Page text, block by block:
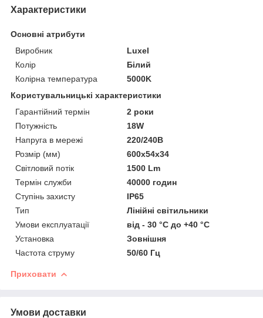
Характеристики
Основні атрибути
Виробник
Luxel
Колір
Білий
Колірна температура
5000K
Користувальницькі характеристики
Гарантійний термін
2 роки
Потужність
18W
Напруга в мережі
220/240В
Розмір (мм)
600х54х34
Світловий потік
1500 Lm
Термін служби
40000 годин
Ступінь захисту
IP65
Тип
Лінійні світильники
Умови експлуатації
від - 30 °С до +40 °С
Установка
Зовнішня
Частота струму
50/60 Гц
Приховати
Умови доставки